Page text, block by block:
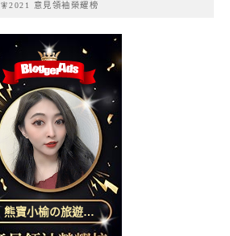
🧚2021 意見領袖榮耀榜
熊寶小榆の旅遊日
記